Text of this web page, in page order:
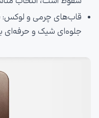
قاب‌های چرمی و لوکس:
جلوه‌ای شیک و